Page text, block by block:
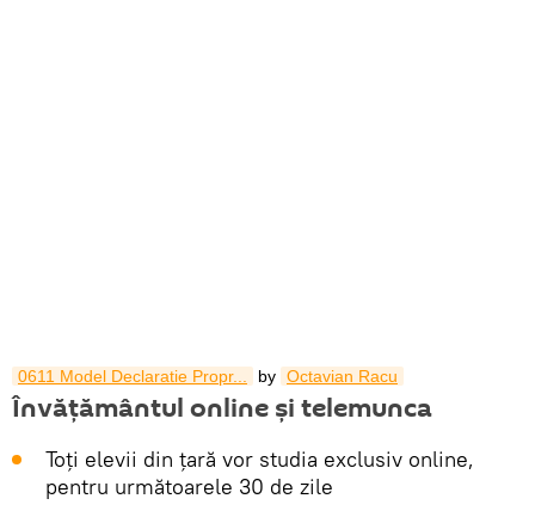
0611 Model Declaratie Propr... by Octavian Racu
Învățământul online și telemunca
Toți elevii din țară vor studia exclusiv online,
pentru următoarele 30 de zile